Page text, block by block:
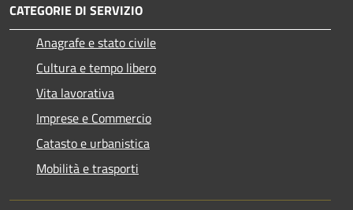
CATEGORIE DI SERVIZIO
Anagrafe e stato civile
Cultura e tempo libero
Vita lavorativa
Imprese e Commercio
Catasto e urbanistica
Mobilità e trasporti